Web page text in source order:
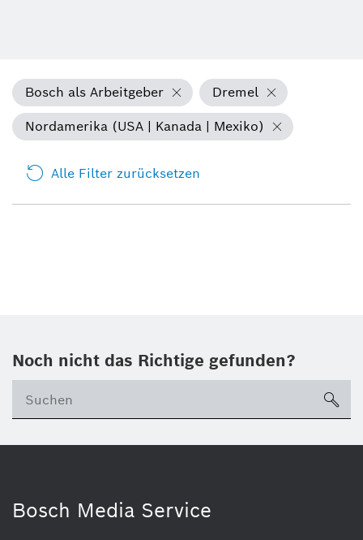
Bosch als Arbeitgeber
Dremel
Nordamerika (USA | Kanada | Mexiko)
Alle Filter zurücksetzen
Noch nicht das Richtige gefunden?
Bosch Media Service